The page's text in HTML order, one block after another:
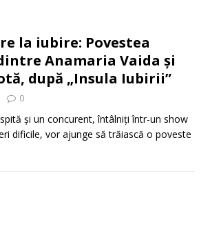
la iubire: Povestea
Anamaria Vaida și
după „Insula Iubirii”
0
și un concurent, întâlniți într-un show
dificile, vor ajunge să trăiască o poveste